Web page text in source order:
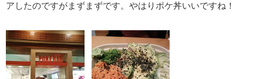
アしたのですがまずまずです。やはりポケ丼いいですね！